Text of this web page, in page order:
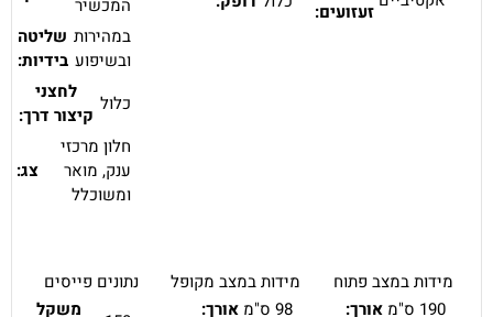
זעזועים: המכשיר
במהירות
ובשיפוע
שליטה
בידיות:
כלול
לחצני
קיצור דרך:
חלון מרכזי
ענק, מואר
ומשוכלל
צג:
מידות במצב פתוח
190 ס"מ
אורך:
מידות במצב מקופל
98 ס"מ
אורך:
נתונים פייסים
משקל